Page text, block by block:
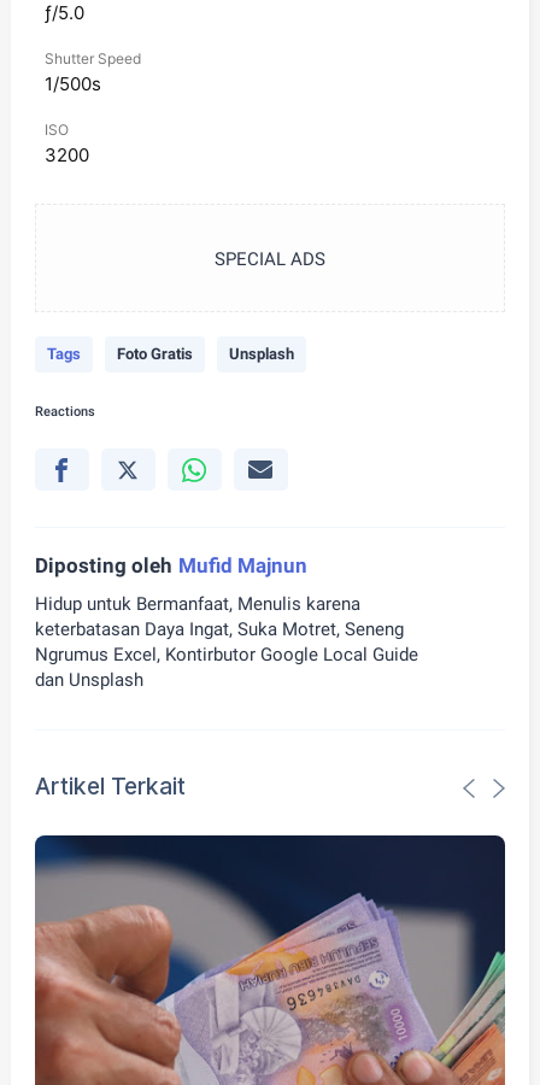
ƒ/5.0
Shutter Speed
1/500s
ISO
3200
SPECIAL ADS
Tags Foto Gratis Unsplash
Reactions
Diposting oleh Mufid Majnun
Hidup untuk Bermanfaat, Menulis karena
keterbatasan Daya Ingat, Suka Motret, Seneng
Ngrumus Excel, Kontirbutor Google Local Guide
dan Unsplash
Artikel Terkait